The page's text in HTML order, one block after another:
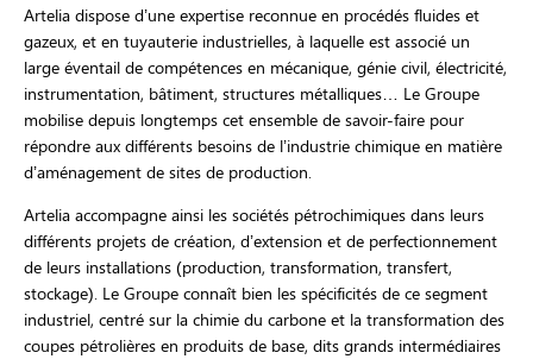
Artelia dispose d’une expertise reconnue en procédés fluides et
gazeux, et en tuyauterie industrielles, à laquelle est associé un
large éventail de compétences en mécanique, génie civil, électricité,
instrumentation, bâtiment, structures métalliques… Le Groupe
mobilise depuis longtemps cet ensemble de savoir-faire pour
répondre aux différents besoins de l’industrie chimique en matière
d’aménagement de sites de production.
Artelia accompagne ainsi les sociétés pétrochimiques dans leurs
différents projets de création, d’extension et de perfectionnement
de leurs installations (production, transformation, transfert,
stockage). Le Groupe connaît bien les spécificités de ce segment
industriel, centré sur la chimie du carbone et la transformation des
coupes pétrolières en produits de base, dits grands intermédiaires